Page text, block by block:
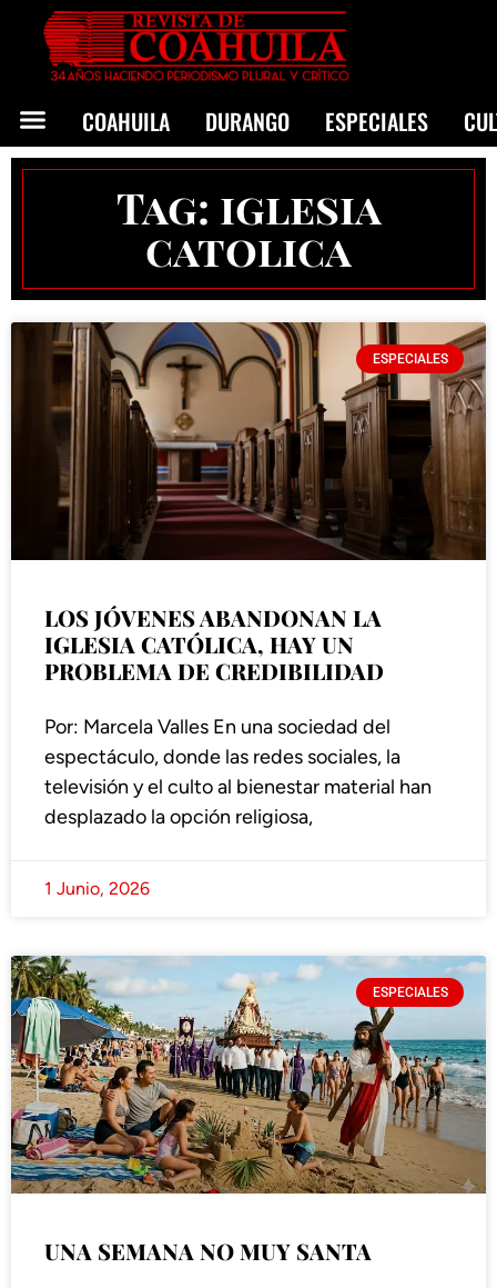
COAHUILA DURANGO ESPECIALES
Tag: iglesia
catolica
ESPECIALES
LOS JÓVENES ABANDONAN LA
IGLESIA CATÓLICA, HAY UN
PROBLEMA DE CREDIBILIDAD
Por: Marcela Valles En una sociedad del
espectáculo, donde las redes sociales, la
televisión y el culto al bienestar material han
desplazado la opción religiosa,
1 Junio, 2026
ESPECIALES
UNA SEMANA NO MUY SANTA